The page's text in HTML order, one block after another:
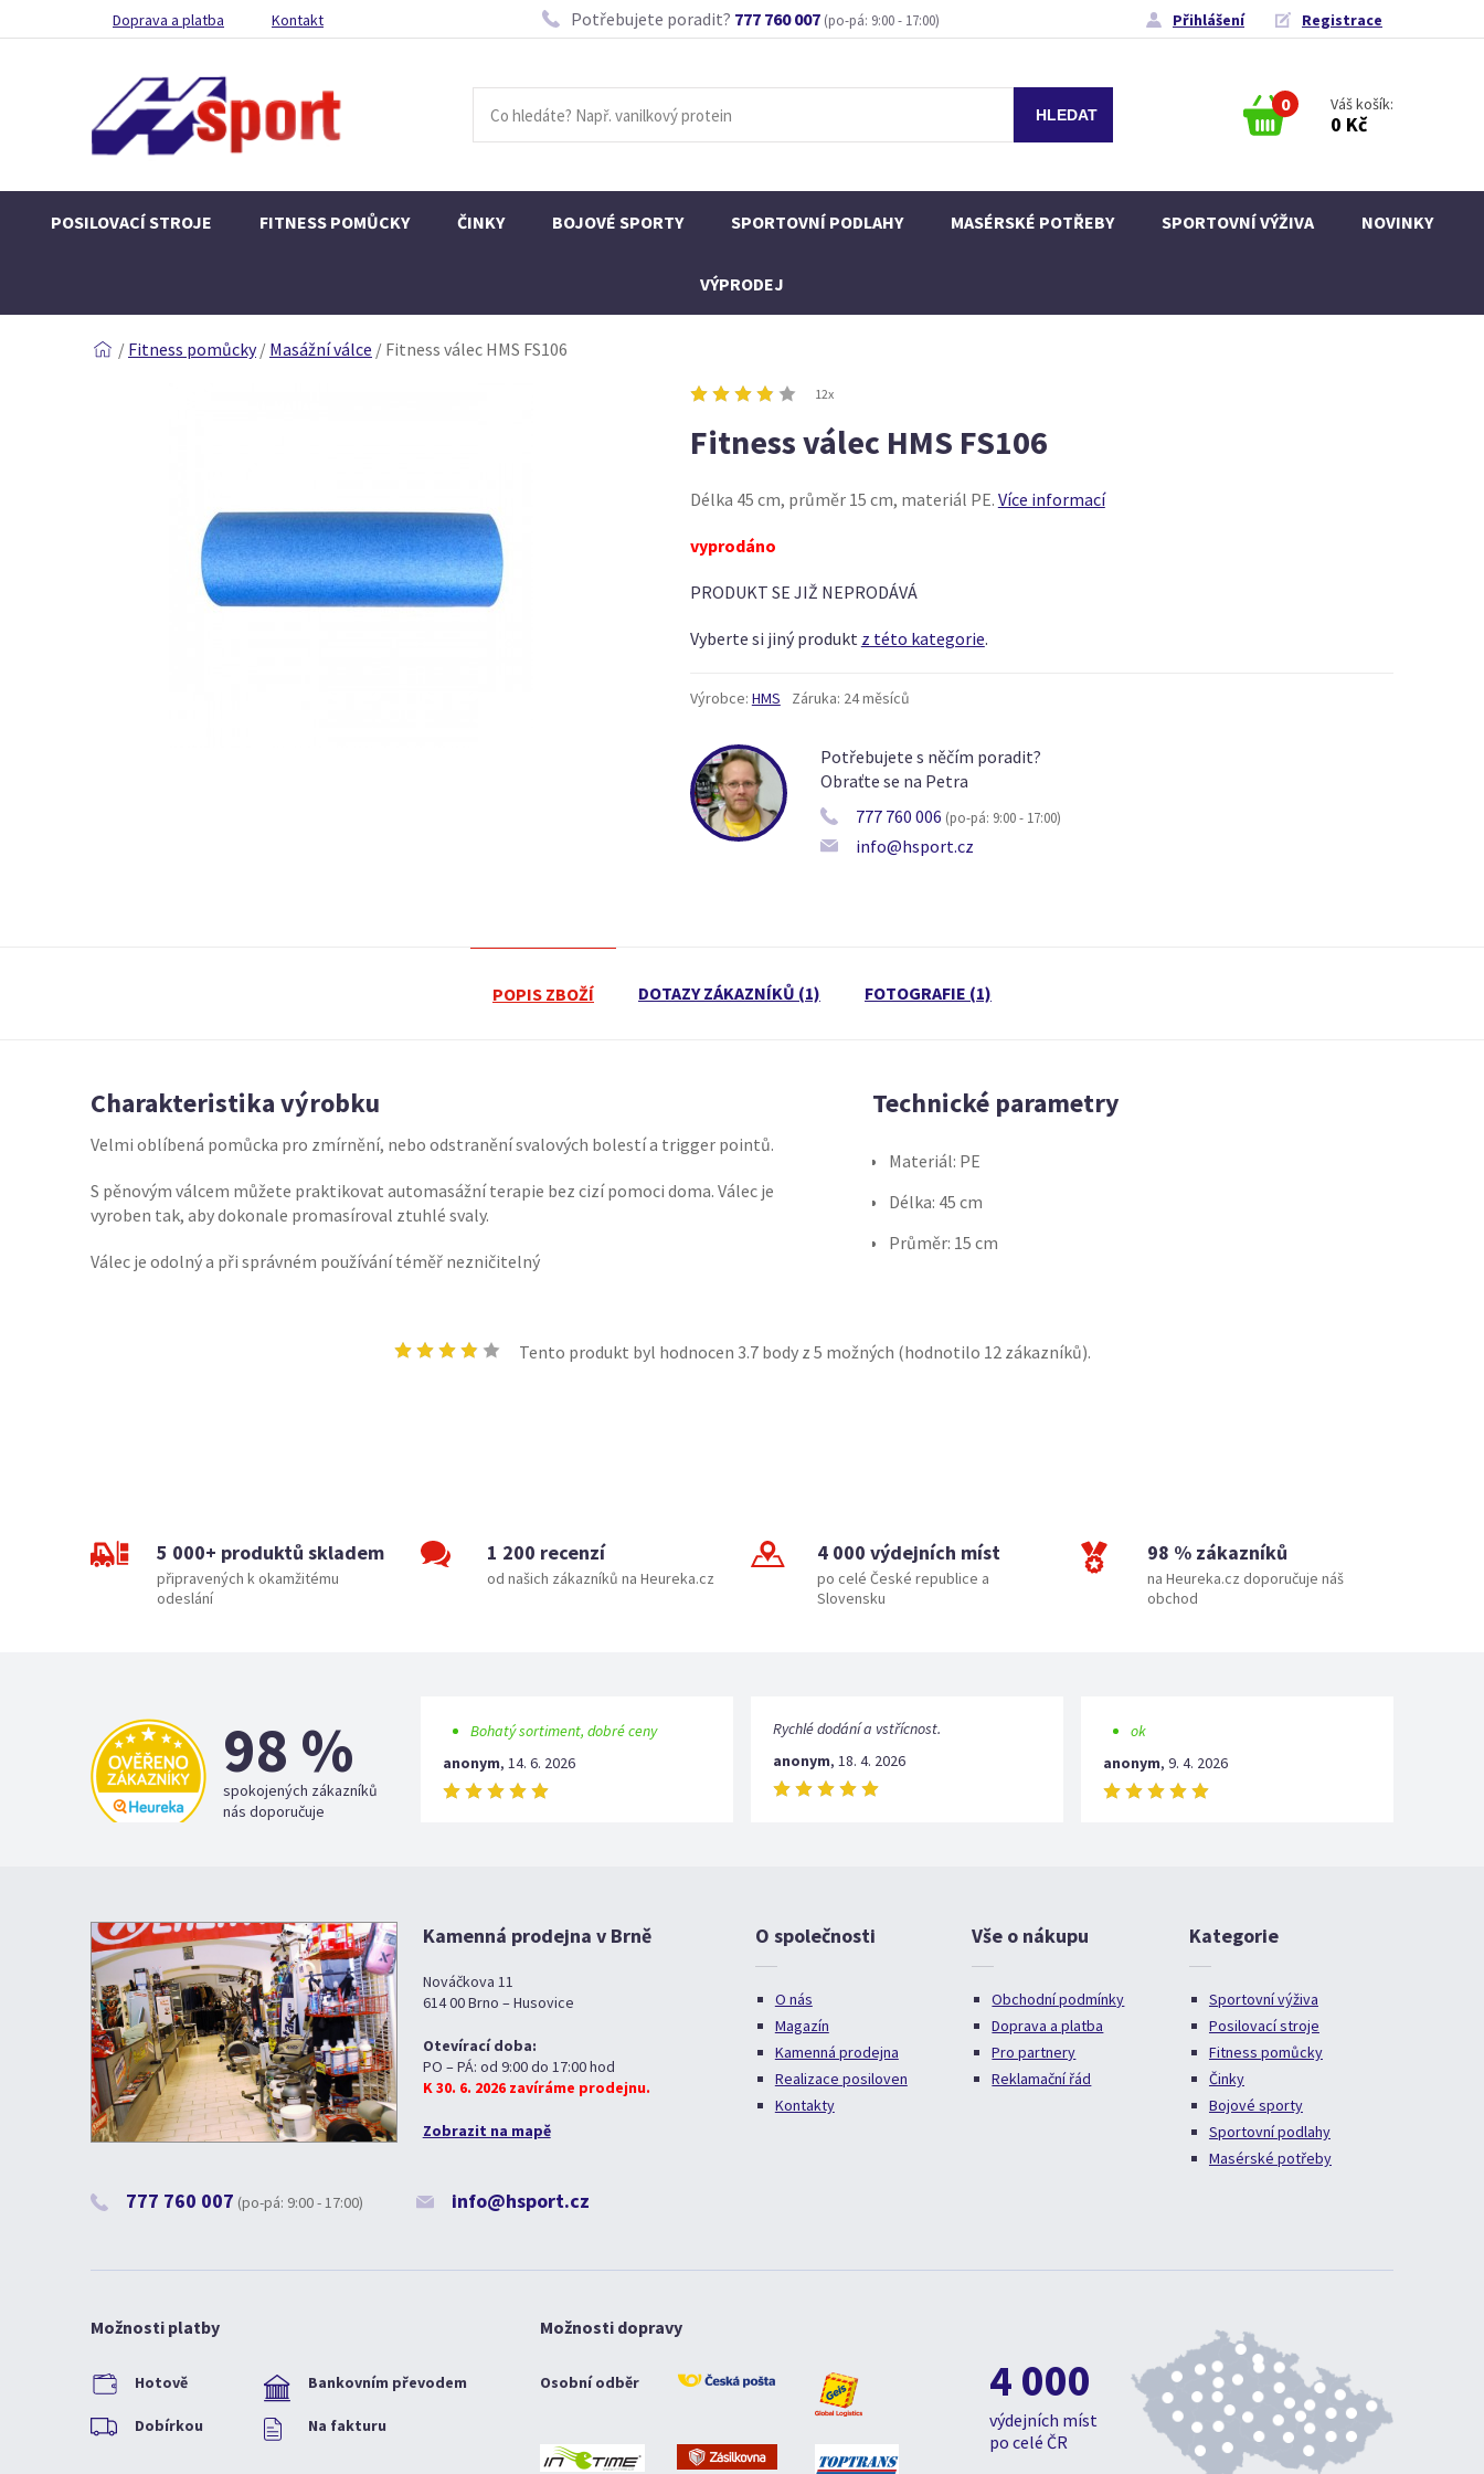
Doprava a platba Kontakt Potřebujete poradit? 777 760 007 (po-pá: 9:00 - 17:00) Přihlášení Registrace
0 Váš košík:
0 Kč
POSILOVACÍ STROJE FITNESS POMŮCKY ČINKY BOJOVÉ SPORTY SPORTOVNÍ PODLAHY MASÉRSKÉ POTŘEBY SPORTOVNÍ VÝŽIVA NOVINKY
VÝPRODEJ
/ Fitness pomůcky / Masážní válce / Fitness válec HMS FS106
12x
Fitness válec HMS FS106
Délka 45 cm, průměr 15 cm, materiál PE. Více informací
vyprodáno
PRODUKT SE JIŽ NEPRODÁVÁ
Vyberte si jiný produkt z této kategorie.
Výrobce: HMS Záruka: 24 měsíců
Potřebujete s něčím poradit?
Obraťte se na Petra
777 760 006 (po-pá: 9:00 - 17:00)
info@hsport.cz
POPIS ZBOŽÍ DOTAZY ZÁKAZNÍKŮ (1) FOTOGRAFIE (1)
Charakteristika výrobku
Velmi oblíbená pomůcka pro zmírnění, nebo odstranění svalových bolestí a trigger pointů.
S pěnovým válcem můžete praktikovat automasážní terapie bez cizí pomoci doma. Válec je
vyroben tak, aby dokonale promasíroval ztuhlé svaly.
Válec je odolný a při správném používání téměř nezničitelný
Technické parametry
Materiál: PE
Délka: 45 cm
Průměr: 15 cm
Tento produkt byl hodnocen 3.7body z 5 možných (hodnotilo 12zákazníků).
5 000+ produktů skladem
připravených k okamžitému
odeslání
1 200 recenzí
od našich zákazníků na Heureka.cz
4 000 výdejních míst
po celé České republice a
Slovensku
98 % zákazníků
na Heureka.cz doporučuje náš
obchod
98 %
spokojených zákazníků
nás doporučuje
Bohatý sortiment, dobré ceny
anonym, 14. 6. 2026
Rychlé dodání a vstřícnost.
anonym, 18. 4. 2026
ok
anonym, 9. 4. 2026
Kamenná prodejna v Brně
Nováčkova 11
614 00 Brno – Husovice
Otevírací doba:
PO – PÁ: od 9:00 do 17:00 hod
K 30. 6. 2026 zavíráme prodejnu.
Zobrazit na mapě
777 760 007 (po-pá: 9:00 - 17:00) info@hsport.cz
O společnosti
O nás
Magazín
Kamenná prodejna
Realizace posiloven
Kontakty
Vše o nákupu
Obchodní podmínky
Doprava a platba
Pro partnery
Reklamační řád
Kategorie
Sportovní výživa
Posilovací stroje
Fitness pomůcky
Činky
Bojové sporty
Sportovní podlahy
Masérské potřeby
Možnosti platby
Hotově Bankovním převodem
Dobírkou Na fakturu
Možnosti dopravy
Osobní odběr 4 000
výdejních míst
po celé ČR